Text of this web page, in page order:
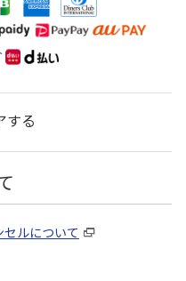
する
ルについて